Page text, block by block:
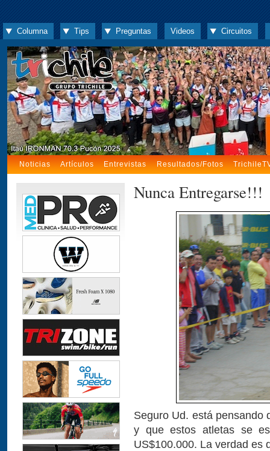
Columna Tips Preguntas Videos Circuitos
Noticias Artículos Entrevistas Resultados/Fotos
Nunca Entregarse!!!
Seguro Ud. está pensando
y que estos atletas se
US$100.000. La verdad es